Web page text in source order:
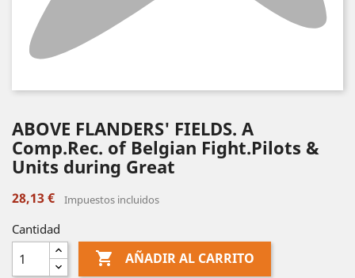
ABOVE FLANDERS' FIELDS. A
Comp.Rec. of Belgian Fight.Pilots &
Units during Great
28,13 € Impuestos incluidos
Cantidad
 AÑADIR AL CARRITO